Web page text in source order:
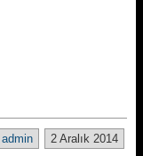
2 Aralık 2014
admin